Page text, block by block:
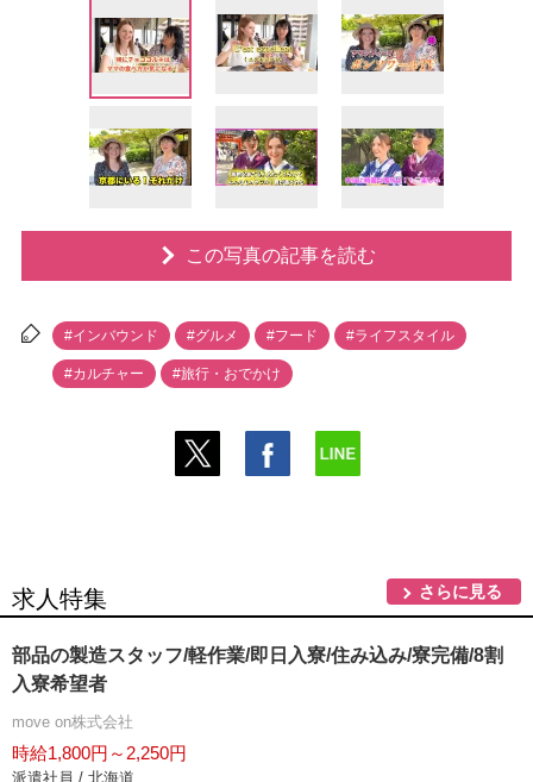
この写真の記事を読む
#インバウンド #グルメ #フード #ライフスタイル
#カルチャー #旅行・おでかけ
求人特集 さらに見る
部品の製造スタッフ/軽作業/即日入寮/住み込み/寮完備/8割
入寮希望者
move on株式会社
時給1,800円～2,250円
派遣社員 / 北海道